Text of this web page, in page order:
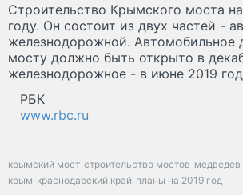
Строительство Крымского моста
году. Он состоит из двух частей -
железнодорожной. Автомобильное
мосту должно быть открыто в
железнодорожное - в июне 2019
РБК
www.rbc.ru
крымский мост строительство мостов медведев
крым краснодарский край планы на 2019 год